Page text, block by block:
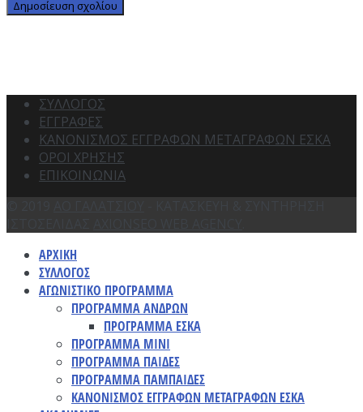
ΣΥΛΛΟΓΟΣ
ΕΓΓΡΑΦΕΣ
ΚΑΝΟΝΙΣΜΟΣ ΕΓΓΡΑΦΩΝ ΜΕΤΑΓΡΑΦΩΝ ΕΣΚΑ
ΟΡΟΙ ΧΡΗΣΗΣ
ΕΠΙΚΟΙΝΩΝΙΑ
ΑΡΧΙΚΗ
ΣΥΛΛΟΓΟΣ
ΑΓΩΝΙΣΤΙΚΟ ΠΡΟΓΡΑΜΜΑ
ΠΡΟΓΡΑΜΜΑ ΑΝΔΡΩΝ
ΠΡΟΓΡΑΜΜΑ ΕΣΚΑ
ΠΡΟΓΡΑΜΜΑ ΜΙΝΙ
ΠΡΟΓΡΑΜΜΑ ΠΑΙΔΕΣ
ΠΡΟΓΡΑΜΜΑ ΠΑΜΠΑΙΔΕΣ
ΚΑΝΟΝΙΣΜΟΣ ΕΓΓΡΑΦΩΝ ΜΕΤΑΓΡΑΦΩΝ ΕΣΚΑ